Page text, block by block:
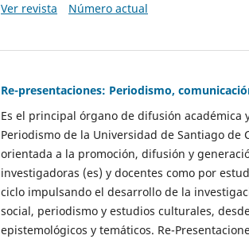
Ver revista
Número actual
Re-presentaciones: Periodismo,
Es el principal órgano de difusión académica
Periodismo de la Universidad de Santiago de
orientada a la promoción, difusión y
investigadoras (es) y docentes como por
ciclo impulsando el desarrollo de la
social, periodismo y estudios culturales,
epistemológicos y temáticos. Re-